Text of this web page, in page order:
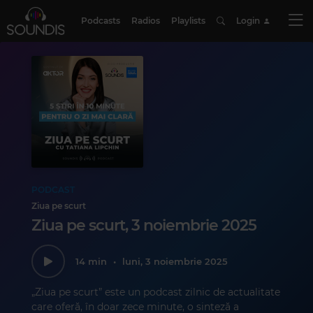
Podcasts Radios Playlists Login
Ziua pe scurt
Ziua pe scurt, 3 noiembrie 2025
14 min • luni, 3 noiembrie 2025
„Ziua pe scurt” este un podcast zilnic de actualitate
care oferă, în doar zece minute, o sinteză a